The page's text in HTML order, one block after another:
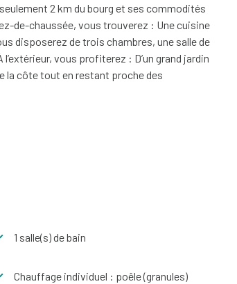
2 km du bourg et ses commodités
de-chaussée, vous trouverez : Une cuisine
disposerez de trois chambres, une salle de
vous profiterez : D’un grand jardin
la côte tout en restant proche des
1 salle(s) de bain
Chauffage individuel : poêle (granules)